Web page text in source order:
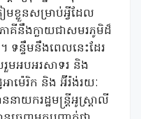
ខ្លួនសម្រាប់អ្វីដែល
ាគីនឹងក្លាយជាសមរភូមិដ៏
ទន្ទឹមនឹងពេលនេះដែរ
រួមអបអរសាទរ និង
ម៉េរិក និង អ៊ីរ៉ង់រយៈ
យករដ្ឋមន្ត្រីអូស្ត្រាលី